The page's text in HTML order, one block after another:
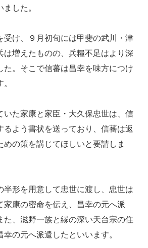
した。
け、９月初旬には甲斐の武川・津
は増えたものの、兵糧不足はより深
た。そこで信蕃は昌幸を味方につけ
た家康と家臣・大久保忠世は、信
るよう書状を送っており、信蕃は返
めの策を講じてほしいと要請しま
形を用意して忠世に渡し、忠世は
家康の密命を伝え、昌幸の元へ派
た、滋野一族と縁の深い天台宗の住
の元へ派遣したといいます。